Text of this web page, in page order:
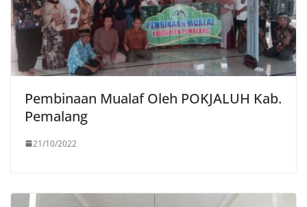
Pembinaan Mualaf Oleh POKJALUH Kab.
Pemalang
21/10/2022